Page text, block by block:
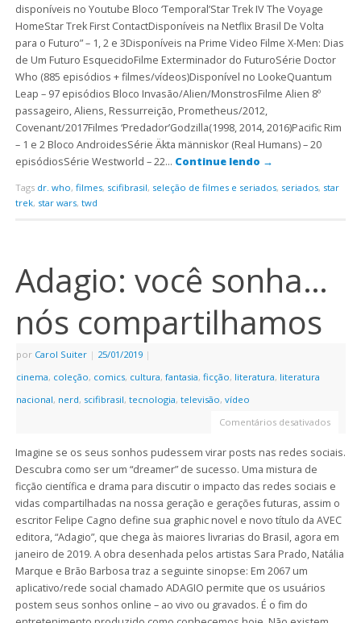
disponíveis no Youtube Bloco ‘Temporal’Star Trek IV The Voyage
HomeStar Trek First ContactDisponíveis na Netflix Brasil De Volta
para o Futuro” – 1, 2 e 3Disponíveis na Prime Video Filme X-Men: Dias
de Um Futuro EsquecidoFilme Exterminador do FuturoSérie Doctor
Who (885 episódios + filmes/vídeos)Disponível no LookeQuantum
Leap – 97 episódios Bloco Invasão/Alien/MonstrosFilme Alien 8º
passageiro, Aliens, Ressurreição, Prometheus/2012,
Covenant/2017Filmes ‘Predador’Godzilla(1998, 2014, 2016)Pacific Rim
– 1 e 2 Bloco AndroidesSérie Äkta människor (Real Humans) – 20
episódiosSérie Westworld – 22… Continue lendo →
Tags dr. who, filmes, scifibrasil, seleção de filmes e seriados, seriados, star
trek, star wars, twd
Adagio: você sonha…
nós compartilhamos
por Carol Suiter | 25/01/2019 |
cinema, coleção, comics, cultura, fantasia, ficção, literatura, literatura
nacional, nerd, scifibrasil, tecnologia, televisão, vídeo
Comentários desativados
Imagine se os seus sonhos pudessem virar posts nas redes sociais.
Descubra como ser um “dreamer” de sucesso. Uma mistura de
ficção científica e drama para discutir o impacto das redes sociais e
vidas compartilhadas na nossa geração e gerações futuras, assim o
escritor Felipe Cagno define sua graphic novel e novo título da AVEC
editora, “Adagio”, que chega às maiores livrarias do Brasil, agora em
janeiro de 2019. A obra desenhada pelos artistas Sara Prado, Natália
Marque e Brão Barbosa traz a seguinte sinopse: Em 2067 um
aplicativo/rede social chamado ADAGIO permite que os usuários
postem seus sonhos online – ao vivo ou gravados. É o fim do